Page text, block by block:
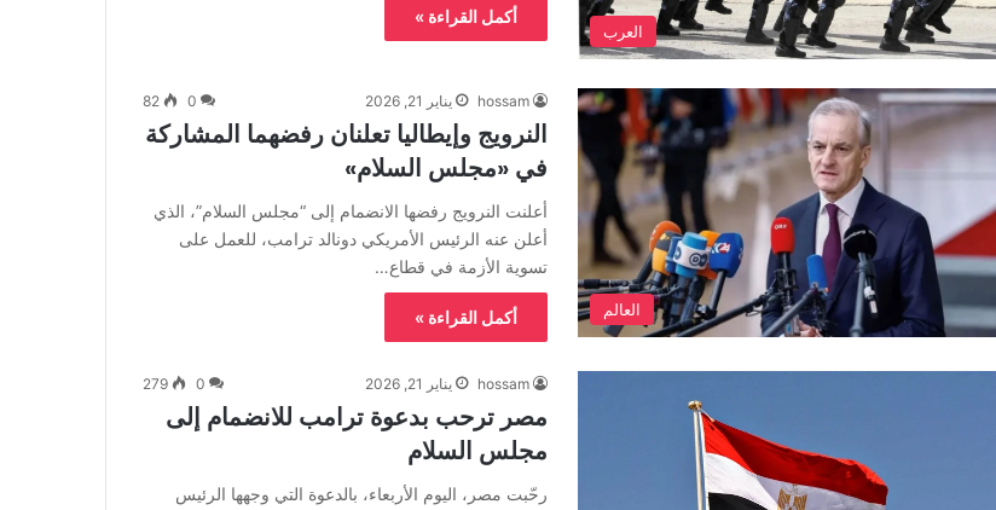
العرب
أكمل القراءة »
العالم
hossam يناير 21, 2026 0
82
النرويج وإيطاليا تعلنان رفضهما المشاركة
في «مجلس السلام»
أعلنت النرويج رفضها الانضمام إلى “مجلس السلام”، الذي
أعلن عنه الرئيس الأمريكي دونالد ترامب، للعمل على
تسوية الأزمة في قطاع…
أكمل القراءة »
hossam يناير 21, 2026 0
279
مصر ترحب بدعوة ترامب للانضمام إلى
مجلس السلام
رحّبت مصر، اليوم الأربعاء، بالدعوة التي وجهها الرئيس